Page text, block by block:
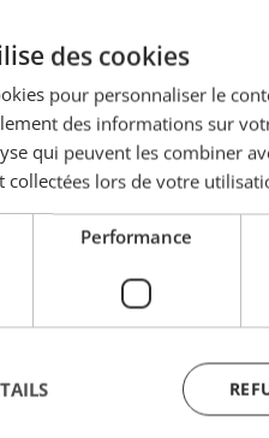
des cookies
pour personnaliser le
des informations sur
qui peuvent les combiner
lors de votre
Performance